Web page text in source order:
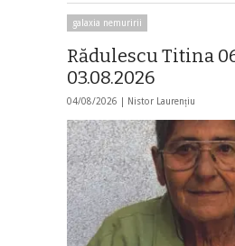
galaxia nemuririi
Rădulescu Titina
03.08.2026
04/08/2026 | Nistor Laurențiu